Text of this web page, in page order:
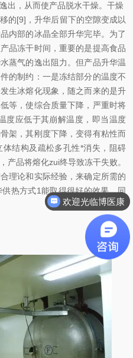
出，从而使产品脱水干燥。干燥
的[9]，升华后留下的空隙变成以
内部的冰晶全部升华完毕。为了
品冻干时间，重要的是提高食品
蒸气的逸出阻力。但产品升华温
的制约：一是冻结部分的温度不
生冰熔化现象，随之而来的是升
等，使综合质量下降，严重时将
度应低于其崩解温度，即当温度
架，其刚度下降，变得有粘性而
结构及疏松多孔性*消失，阻碍
产品将熔化zui终导致冻干失败。
理论和实际经验，来确定所需的
热方式1能取得很好的效果，同
欢迎光临博医康